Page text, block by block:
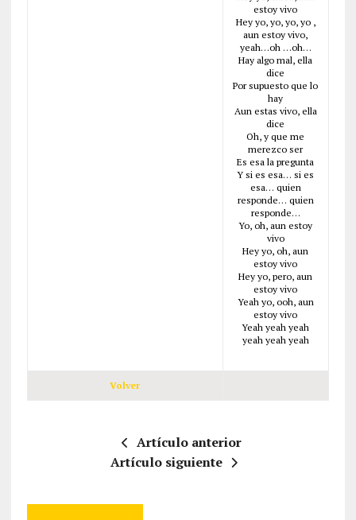
estoy vivo
Hey yo, yo, yo, yo ,
aun estoy vivo,
yeah…oh …oh…
Hay algo mal, ella
dice
Por supuesto que lo
hay
Aun estas vivo, ella
dice
Oh, y que me
merezco ser
Es esa la pregunta
Y si es esa… si es
esa… quien
responde… quien
responde…
Yo, oh, aun estoy
vivo
Hey yo, oh, aun
estoy vivo
Hey yo, pero, aun
estoy vivo
Yeah yo, ooh, aun
estoy vivo
Yeah yeah yeah
yeah yeah yeah
Volver
Artículo anterior
Artículo siguiente